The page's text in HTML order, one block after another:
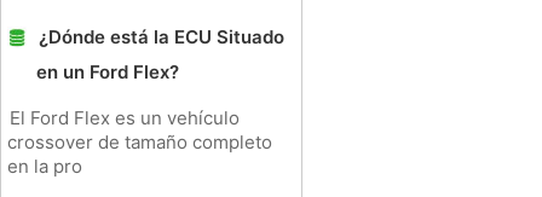
¿Dónde está la ECU Situado
en un Ford Flex?
El Ford Flex es un vehículo
crossover de tamaño completo
en la pro